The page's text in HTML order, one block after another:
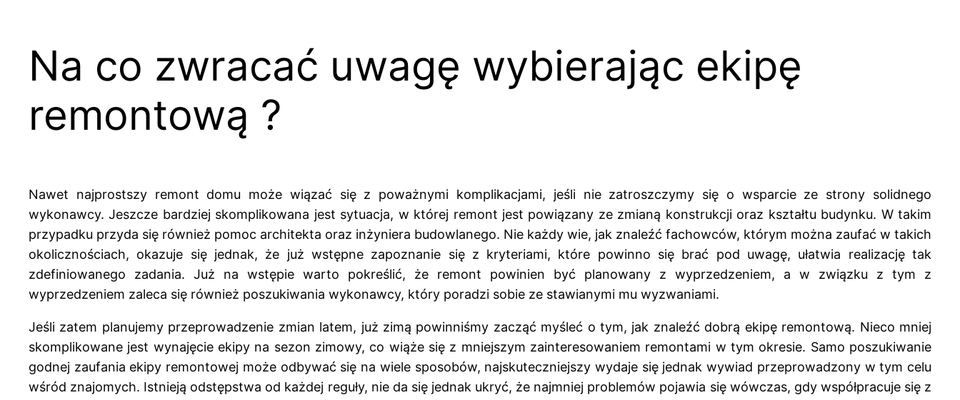
Na co zwracać uwagę wybierając ekipę
remontową ?
Nawet najprostszy remont domu może wiązać się z poważnymi komplikacjami, jeśli nie zatroszczymy się o wsparcie ze strony solidnego
wykonawcy. Jeszcze bardziej skomplikowana jest sytuacja, w której remont jest powiązany ze zmianą konstrukcji oraz kształtu budynku. W takim
przypadku przyda się również pomoc architekta oraz inżyniera budowlanego. Nie każdy wie, jak znaleźć fachowców, którym można zaufać w takich
okolicznościach, okazuje się jednak, że już wstępne zapoznanie się z kryteriami, które powinno się brać pod uwagę, ułatwia realizację tak
zdefiniowanego zadania. Już na wstępie warto pokreślić, że remont powinien być planowany z wyprzedzeniem, a w związku z tym z
wyprzedzeniem zaleca się również poszukiwania wykonawcy, który poradzi sobie ze stawianymi mu wyzwaniami.
Jeśli zatem planujemy przeprowadzenie zmian latem, już zimą powinniśmy zacząć myśleć o tym, jak znaleźć dobrą ekipę remontową. Nieco mniej
skomplikowane jest wynajęcie ekipy na sezon zimowy, co wiąże się z mniejszym zainteresowaniem remontami w tym okresie. Samo poszukiwanie
godnej zaufania ekipy remontowej może odbywać się na wiele sposobów, najskuteczniejszy wydaje się jednak wywiad przeprowadzony w tym celu
wśród znajomych. Istnieją odstępstwa od każdej reguły, nie da się jednak ukryć, że najmniej problemów pojawia się wówczas, gdy współpracuje się z